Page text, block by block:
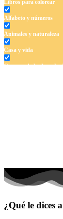
Libros para colorear
Alfabeto y números
Animales y naturaleza
Casa y vida
Cuentos de hadas y
Halloween y otoño
Mandalas
¿Qué le dices